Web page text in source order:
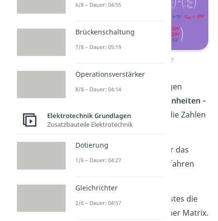
Einsetzen der Werte
Für die weiteren Rechnungen
vernachlässigen wir die Einheiten –
wir schauen uns also nur die Zahlen
an.
An dieser Stelle können wir das
Gaußsche Eliminationsverfahren
Dabei eliminierst du als erstes die
beiden unteren Plätze deiner Matrix.
6/8 – Dauer: 04:55
Brückenschaltung
7/8 – Dauer: 05:19
Operationsverstärker
8/8 – Dauer: 04:14
Elektrotechnik Grundlagen
Zusatzbauteile Elektrotechnik
Dotierung
1/6 – Dauer: 04:27
Gleichrichter
2/6 – Dauer: 04:57